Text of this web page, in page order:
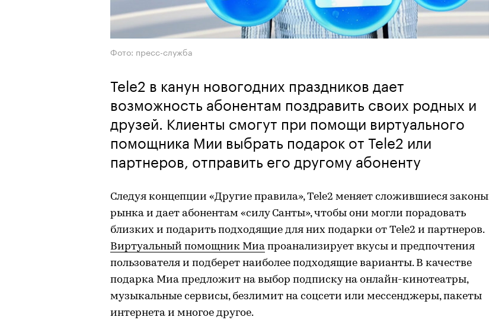
Фото: пресс-служба
Tele2 в канун новогодних праздников дает
возможность абонентам поздравить своих родных и
друзей. Клиенты смогут при помощи виртуального
помощника Мии выбрать подарок от Tele2 или
партнеров, отправить его другому абоненту
Следуя концепции «Другие правила», Tele2 меняет сложившиеся законы
рынка и дает абонентам «силу Санты», чтобы они могли порадовать
близких и подарить подходящие для них подарки от Tele2 и партнеров.
Виртуальный помощник Миа проанализирует вкусы и предпочтения
пользователя и подберет наиболее подходящие варианты. В качестве
подарка Миа предложит на выбор подписку на онлайн-кинотеатры,
музыкальные сервисы, безлимит на соцсети или мессенджеры, пакеты
интернета и многое другое.